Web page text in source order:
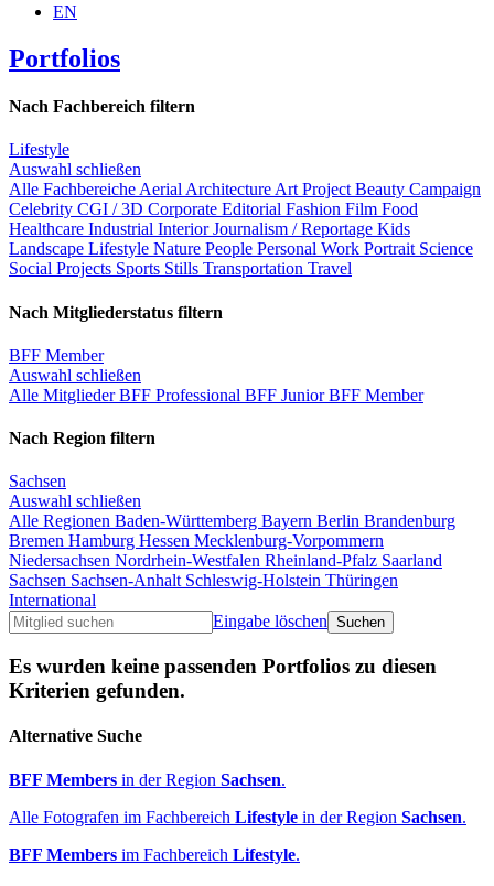
EN
Portfolios
Nach Fachbereich filtern
Lifestyle
Auswahl schließen
Alle Fachbereiche Aerial Architecture Art Project Beauty Campaign
Celebrity CGI / 3D Corporate Editorial Fashion Film Food
Healthcare Industrial InteriorJournalism / Reportage Kids
Landscape Lifestyle Nature People Personal Work Portrait Science
Social Projects Sports Stills Transportation Travel
Nach Mitgliederstatus filtern
BFF Member
Auswahl schließen
Alle MitgliederBFF Professional BFF JuniorBFF Member
Nach Region filtern
Sachsen
Auswahl schließen
Alle Regionen Baden-Württemberg Bayern Berlin Brandenburg
Bremen Hamburg Hessen Mecklenburg-Vorpommern
Niedersachsen Nordrhein-Westfalen Rheinland-Pfalz Saarland
Sachsen Sachsen-Anhalt Schleswig-Holstein Thüringen
International
Eingabe löschen
Es wurden keine passenden Portfolios zu diesen
Kriterien gefunden.
Alternative Suche
BFF Members in der Region Sachsen.
Alle Fotografen im Fachbereich Lifestyle in der Region Sachsen.
BFF Members im Fachbereich Lifestyle.